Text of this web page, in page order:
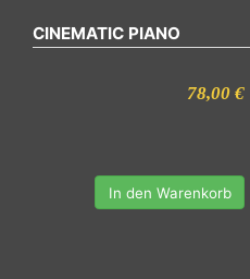
CINEMATIC PIANO